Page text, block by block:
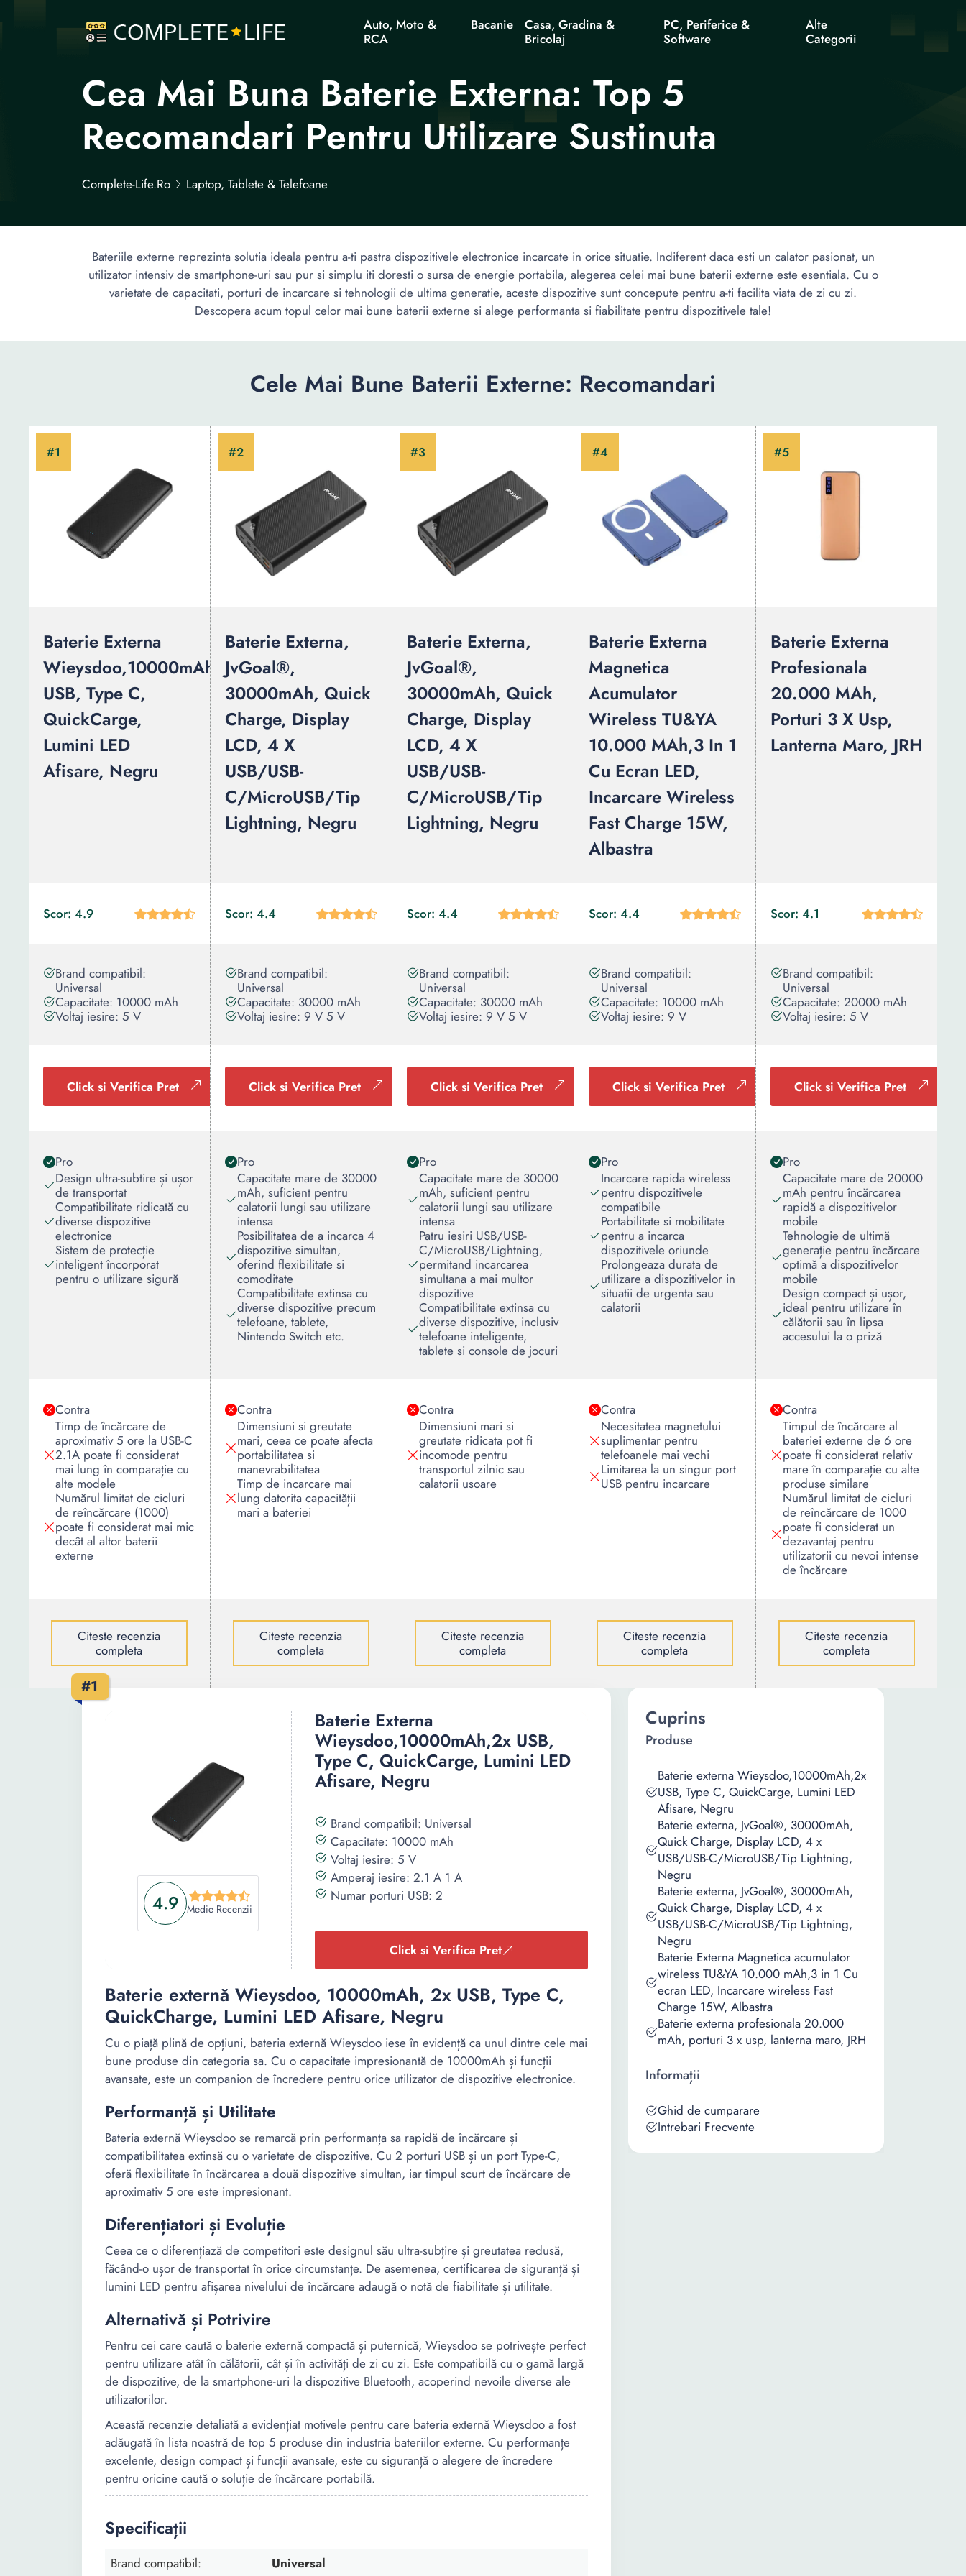
Auto, Moto &
RCA
Bacanie
Casa, Gradina &
Bricolaj
PC, Periferice &
Software
Alte
Categorii
Cea Mai Buna Baterie Externa: Top 5
Recomandari Pentru Utilizare Sustinuta
Complete-Life.ro Laptop, Tablete & Telefoane
Bateriile externe reprezinta solutia ideala pentru a-ti pastra dispozitivele electronice incarcate in orice situatie. Indiferent daca esti un calator pasionat, un
utilizator intensiv de smartphone-uri sau pur si simplu iti doresti o sursa de energie portabila, alegerea celei mai bune baterii externe este esentiala. Cu o
varietate de capacitati, porturi de incarcare si tehnologii de ultima generatie, aceste dispozitive sunt concepute pentru a-ti facilita viata de zi cu zi.
Descopera acum topul celor mai bune baterii externe si alege performanta si fiabilitate pentru dispozitivele tale!
Cele Mai Bune Baterii Externe: Recomandari
Baterie Externa
Wieysdoo,10000mAh,2x
USB, Type C,
QuickCarge,
Lumini LED
Afisare, Negru
Scor: 4.9
Brand compatibil:
Universal
Capacitate: 10000 mAh
Voltaj iesire: 5 V
Click si Verifica Pret
Pro
Design ultra-subtire și ușor
de transportat
Compatibilitate ridicată cu
diverse dispozitive
electronice
Sistem de protecție
inteligent încorporat
pentru o utilizare sigură
Contra
Timp de încărcare de
aproximativ 5 ore la USB-C
2.1A poate fi considerat
mai lung în comparație cu
alte modele
Numărul limitat de cicluri
de reîncărcare (1000)
poate fi considerat mai mic
decât al altor baterii
externe
Citeste recenzia
completa
Baterie Externa,
JvGoal®,
30000mAh, Quick
Charge, Display
LCD, 4 X
USB/USB-
C/MicroUSB/Tip
Lightning, Negru
Scor: 4.4
Brand compatibil:
Universal
Capacitate: 30000 mAh
Voltaj iesire: 9 V 5 V
Click si Verifica Pret
Pro
Capacitate mare de 30000
mAh, suficient pentru
calatorii lungi sau utilizare
intensa
Posibilitatea de a incarca 4
dispozitive simultan,
oferind flexibilitate si
comoditate
Compatibilitate extinsa cu
diverse dispozitive precum
telefoane, tablete,
Nintendo Switch etc.
Contra
Dimensiuni si greutate
mari, ceea ce poate afecta
portabilitatea si
manevrabilitatea
Timp de incarcare mai
lung datorita capacității
mari a bateriei
Citeste recenzia
completa
Baterie Externa,
JvGoal®,
30000mAh, Quick
Charge, Display
LCD, 4 X
USB/USB-
C/MicroUSB/Tip
Lightning, Negru
Scor: 4.4
Brand compatibil:
Universal
Capacitate: 30000 mAh
Voltaj iesire: 9 V 5 V
Click si Verifica Pret
Pro
Capacitate mare de 30000
mAh, suficient pentru
calatorii lungi sau utilizare
intensa
Patru iesiri USB/USB-
C/MicroUSB/Lightning,
permitand incarcarea
simultana a mai multor
dispozitive
Compatibilitate extinsa cu
diverse dispozitive, inclusiv
telefoane inteligente,
tablete si console de jocuri
Contra
Dimensiuni mari si
greutate ridicata pot fi
incomode pentru
transportul zilnic sau
calatorii usoare
Citeste recenzia
completa
Baterie Externa
Magnetica
Acumulator
Wireless TU&YA
10.000 MAh,3 In 1
Cu Ecran LED,
Incarcare Wireless
Fast Charge 15W,
Albastra
Scor: 4.4
Brand compatibil:
Universal
Capacitate: 10000 mAh
Voltaj iesire: 9 V
Click si Verifica Pret
Pro
Incarcare rapida wireless
pentru dispozitivele
compatibile
Portabilitate si mobilitate
pentru a incarca
dispozitivele oriunde
Prolongeaza durata de
utilizare a dispozitivelor in
situatii de urgenta sau
calatorii
Contra
Necesitatea magnetului
suplimentar pentru
telefoanele mai vechi
Limitarea la un singur port
USB pentru incarcare
Citeste recenzia
completa
Baterie Externa
Profesionala
20.000 MAh,
Porturi 3 X Usp,
Lanterna Maro, JRH
Scor: 4.1
Brand compatibil:
Universal
Capacitate: 20000 mAh
Voltaj iesire: 5 V
Click si Verifica Pret
Pro
Capacitate mare de 20000
mAh pentru încărcarea
rapidă a dispozitivelor
mobile
Tehnologie de ultimă
generație pentru încărcare
optimă a dispozitivelor
mobile
Design compact și ușor,
ideal pentru utilizare în
călătorii sau în lipsa
accesului la o priză
Contra
Timpul de încărcare al
bateriei externe de 6 ore
poate fi considerat relativ
mare în comparație cu alte
produse similare
Numărul limitat de cicluri
de reîncărcare de 1000
poate fi considerat un
dezavantaj pentru
utilizatorii cu nevoi intense
de încărcare
Citeste recenzia
completa
#1
4.9 Medie Recenzii
Baterie Externa
Wieysdoo,10000mAh,2x USB,
Type C, QuickCarge, Lumini LED
Afisare, Negru
Brand compatibil: Universal
Capacitate: 10000 mAh
Voltaj iesire: 5 V
Amperaj iesire: 2.1 A 1 A
Numar porturi USB: 2
Click si Verifica Pret
Baterie externă Wieysdoo, 10000mAh, 2x USB, Type C,
QuickCharge, Lumini LED Afisare, Negru
Cu o piață plină de opțiuni, bateria externă Wieysdoo iese în evidență ca unul dintre cele mai
bune produse din categoria sa. Cu o capacitate impresionantă de 10000mAh și funcții
avansate, este un companion de încredere pentru orice utilizator de dispozitive electronice.
Performanță și Utilitate
Bateria externă Wieysdoo se remarcă prin performanța sa rapidă de încărcare și
compatibilitatea extinsă cu o varietate de dispozitive. Cu 2 porturi USB și un port Type-C,
oferă flexibilitate în încărcarea a două dispozitive simultan, iar timpul scurt de încărcare de
aproximativ 5 ore este impresionant.
Diferențiatori și Evoluție
Ceea ce o diferențiază de competitori este designul său ultra-subțire și greutatea redusă,
făcând-o ușor de transportat în orice circumstanțe. De asemenea, certificarea de siguranță și
lumini LED pentru afișarea nivelului de încărcare adaugă o notă de fiabilitate și utilitate.
Alternativă și Potrivire
Pentru cei care caută o baterie externă compactă și puternică, Wieysdoo se potrivește perfect
pentru utilizare atât în călătorii, cât și în activități de zi cu zi. Este compatibilă cu o gamă largă
de dispozitive, de la smartphone-uri la dispozitive Bluetooth, acoperind nevoile diverse ale
utilizatorilor.
Această recenzie detaliată a evidențiat motivele pentru care bateria externă Wieysdoo a fost
adăugată în lista noastră de top 5 produse din industria bateriilor externe. Cu performanțe
excelente, design compact și funcții avansate, este cu siguranță o alegere de încredere
pentru oricine caută o soluție de încărcare portabilă.
Specificații
Brand compatibil: Universal
Cuprins
Produse
Baterie externa Wieysdoo,10000mAh,2x
USB, Type C, QuickCarge, Lumini LED
Afisare, Negru
Baterie externa, JvGoal®, 30000mAh,
Quick Charge, Display LCD, 4 x
USB/USB-C/MicroUSB/Tip Lightning,
Negru
Baterie externa, JvGoal®, 30000mAh,
Quick Charge, Display LCD, 4 x
USB/USB-C/MicroUSB/Tip Lightning,
Negru
Baterie Externa Magnetica acumulator
wireless TU&YA 10.000 mAh,3 in 1 Cu
ecran LED, Incarcare wireless Fast
Charge 15W, Albastra
Baterie externa profesionala 20.000
mAh, porturi 3 x usp, lanterna maro, JRH
Informații
Ghid de cumparare
Intrebari Frecvente